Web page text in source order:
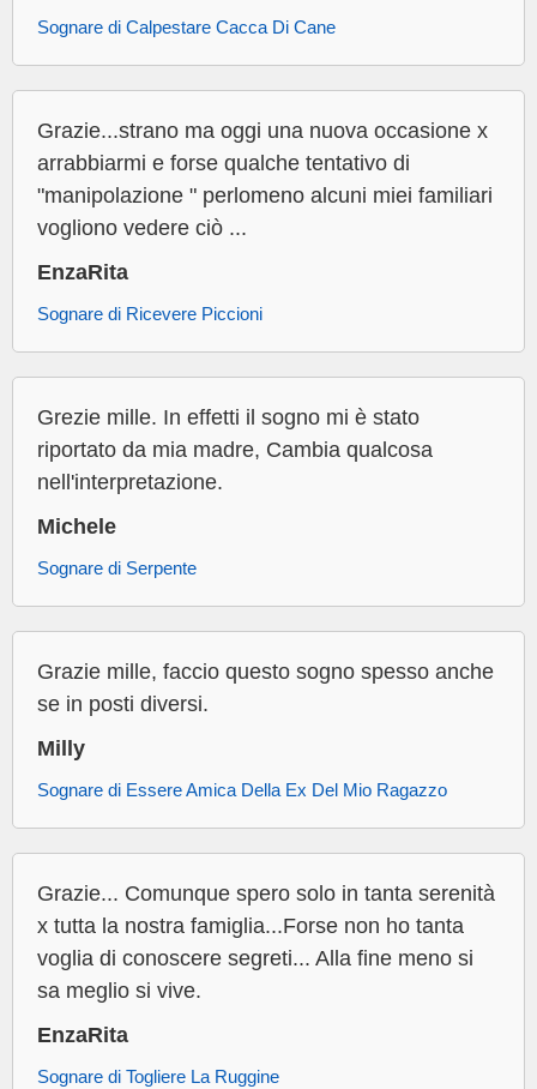
Sognare di Calpestare Cacca Di Cane
Grazie...strano ma oggi una nuova occasione x
arrabbiarmi e forse qualche tentativo di
"manipolazione " perlomeno alcuni miei familiari
vogliono vedere ciò ...
EnzaRita
Sognare di Ricevere Piccioni
Grezie mille. In effetti il sogno mi è stato
riportato da mia madre, Cambia qualcosa
nell'interpretazione.
Michele
Sognare di Serpente
Grazie mille, faccio questo sogno spesso anche
se in posti diversi.
Milly
Sognare di Essere Amica Della Ex Del Mio Ragazzo
Grazie... Comunque spero solo in tanta serenità
x tutta la nostra famiglia...Forse non ho tanta
voglia di conoscere segreti... Alla fine meno si
sa meglio si vive.
EnzaRita
Sognare di Togliere La Ruggine